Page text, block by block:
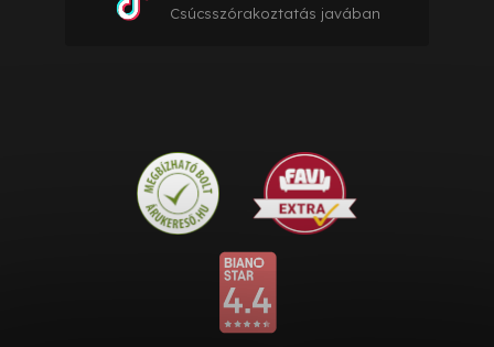
Csúcsszórakoztatás javában